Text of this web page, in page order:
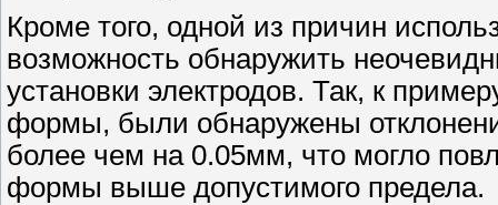
Кроме того, одной из причин
возможность обнаружить
установки электродов. Так, к
формы, были обнаружены
более чем на 0.05мм, что могло
формы выше допустимого предела.